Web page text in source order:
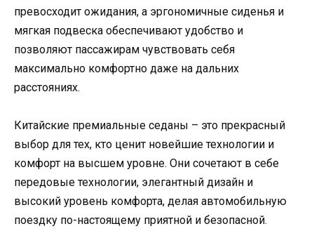
превосходит ожидания, а эргономичные сиденья и
мягкая подвеска обеспечивают удобство и
позволяют пассажирам чувствовать себя
максимально комфортно даже на дальних
расстояниях.
Китайские премиальные седаны – это прекрасный
выбор для тех, кто ценит новейшие технологии и
комфорт на высшем уровне. Они сочетают в себе
передовые технологии, элегантный дизайн и
высокий уровень комфорта, делая автомобильную
поездку по-настоящему приятной и безопасной.